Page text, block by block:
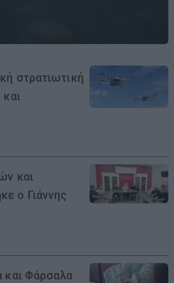
στρατιωτική
και
ο Γιάννης
και Φάρσαλα